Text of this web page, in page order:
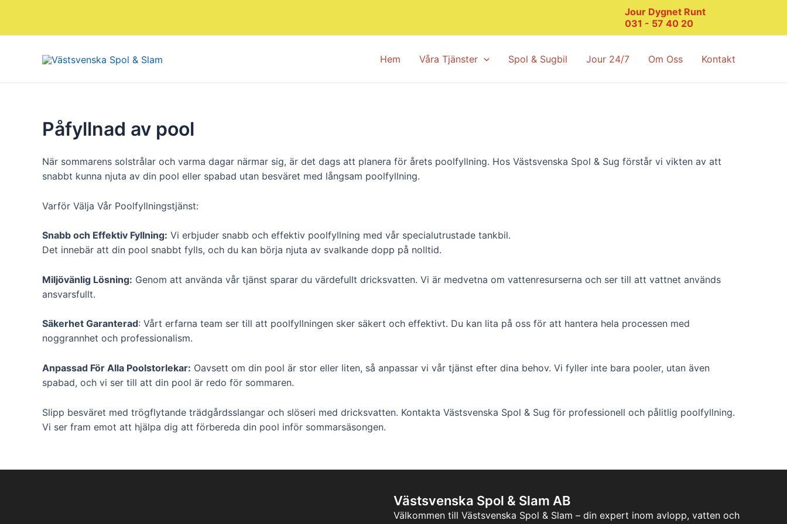
content
Jour Dygnet Runt
031 - 57 40 20
Hem Våra Tjänster Spol & Sugbil Jour 24/7 Om Oss Kontakt
Påfyllnad av pool
När sommarens solstrålar och varma dagar närmar sig, är det dags att planera för årets poolfyllning. Hos Västsvenska Spol & Sug förstår vi vikten av att
snabbt kunna njuta av din pool eller spabad utan besväret med långsam poolfyllning.
Varför Välja Vår Poolfyllningstjänst:
Snabb och Effektiv Fyllning: Vi erbjuder snabb och effektiv poolfyllning med vår specialutrustade tankbil.
Det innebär att din pool snabbt fylls, och du kan börja njuta av svalkande dopp på nolltid.
Miljövänlig Lösning: Genom att använda vår tjänst sparar du värdefullt dricksvatten. Vi är medvetna om vattenresurserna och ser till att vattnet används
ansvarsfullt.
Säkerhet Garanterad: Vårt erfarna team ser till att poolfyllningen sker säkert och effektivt. Du kan lita på oss för att hantera hela processen med
noggrannhet och professionalism.
Anpassad För Alla Poolstorlekar: Oavsett om din pool är stor eller liten, så anpassar vi vår tjänst efter dina behov. Vi fyller inte bara pooler, utan även
spabad, och vi ser till att din pool är redo för sommaren.
Slipp besväret med trögflytande trädgårdsslangar och slöseri med dricksvatten. Kontakta Västsvenska Spol & Sug för professionell och pålitlig poolfyllning.
Vi ser fram emot att hjälpa dig att förbereda din pool inför sommarsäsongen.
Västsvenska Spol & Slam AB
Välkommen till Västsvenska Spol & Slam – din expert inom avlopp, vatten och